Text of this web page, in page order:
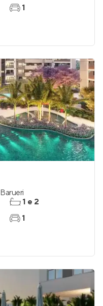
1
Barueri
1 e 2
1